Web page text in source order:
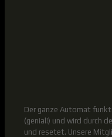
Der ganze Automat
(genial!) und wird durch
und resetet. Unsere